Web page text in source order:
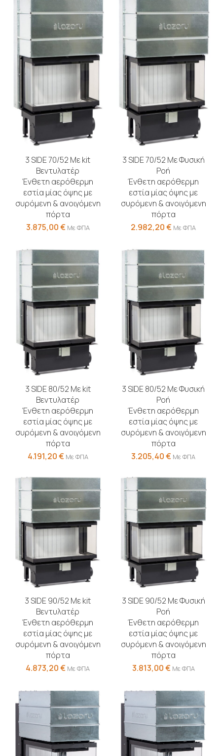
3 SIDE 70/52 Με kit
Βεντυλατέρ
Ένθετη αερόθερμη
εστία μίας όψης με
συρόμενη & ανοιγόμενη
πόρτα
3.875,00€ Με ΦΠΑ
3 SIDE 70/52 Με Φυσική
Ροή
Ένθετη αερόθερμη
εστία μίας όψης με
συρόμενη & ανοιγόμενη
πόρτα
2.982,20€ Με ΦΠΑ
3 SIDE 80/52 Με kit
Βεντυλατέρ
Ένθετη αερόθερμη
εστία μίας όψης με
συρόμενη & ανοιγόμενη
πόρτα
4.191,20€ Με ΦΠΑ
3 SIDE 80/52 Με Φυσική
Ροή
Ένθετη αερόθερμη
εστία μίας όψης με
συρόμενη & ανοιγόμενη
πόρτα
3.205,40€ Με ΦΠΑ
3 SIDE 90/52 Με kit
Βεντυλατέρ
Ένθετη αερόθερμη
εστία μίας όψης με
συρόμενη & ανοιγόμενη
πόρτα
4.873,20€ Με ΦΠΑ
3 SIDE 90/52 Με Φυσική
Ροή
Ένθετη αερόθερμη
εστία μίας όψης με
συρόμενη & ανοιγόμενη
πόρτα
3.813,00€ Με ΦΠΑ